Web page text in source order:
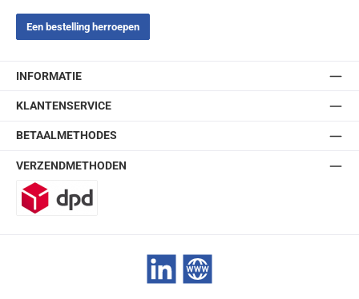
Een bestelling herroepen
INFORMATIE
KLANTENSERVICE
BETAALMETHODES
VERZENDMETHODEN
LinkedIn Website